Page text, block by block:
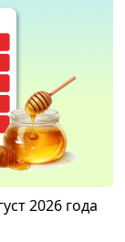
2026 года